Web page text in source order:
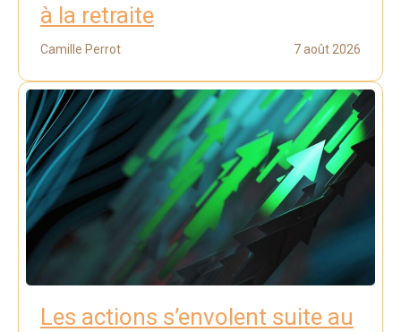
à la retraite
Camille Perrot 7 août 2026
Les actions s’envolent suite au